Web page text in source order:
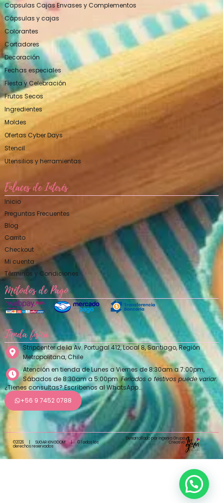
Capsulas Cajas Envases y Complementos
Cápsulas y cajas
Colorantes
Cortadores
Decoración
Fechas especiales
Fiesta y Celebración
Frutos Secos
Ingredientes
Moldes
Ofertas Cyber Days
Stencil
Utensilios y herramientas
Enlaces de Interés
Inicio
Preguntas Frecuentes
Blog
Carrito
Checkout
Mi cuenta
Términos y Condiciones
Métodos de Pago
Tienda física
Stripcenter de la Av. Portugal 412, Local 8, Santiago, Región
Metropolitana, Chile
Atención en tienda de Lunes a Viernes de 8:30am a 7:00pm,
Sábados de 8:30am a 5:00pm.Feriados o festivos puede variar.
¿Tienes consultas? Escríbenos al WhatsApp…
+56 9 7452 0788
©2026 SUGAR KINGDOM | ©Todos los
derechos reservados
Desarrollado por Ingenia Grupo
Creativo